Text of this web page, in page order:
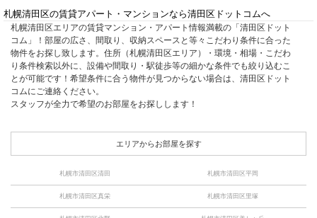
札幌清田区の賃貸アパート・マンションなら清田区ドットコムへ
札幌清田区エリアの賃貸マンション・アパート情報満載の「清田区ドット
コム」！部屋の広さ、間取り、収納スペースと等々こだわり条件に合った
物件をお探し致します。住所（札幌清田区エリア）・環境・相場・こだわ
り条件検索以外に、設備や間取り・駅徒歩等の細かな条件でも絞り込むこ
とが可能です！希望条件に合う物件が見つからない場合は、清田区ドット
コムにご連絡ください。
スタッフが全力で希望のお部屋をお探しします！
エリアからお部屋を探す
札幌市清田区清田 札幌市清田区平岡
札幌市清田区真栄 札幌市清田区里塚